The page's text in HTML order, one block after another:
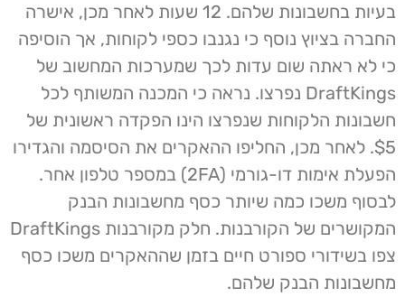
בעיות בחשבונות שלהם. 12 שעות לאחר מכן, אישרה
החברה בציוץ נוסף כי נגנבו כספי לקוחות, אך הוסיפה
כי לא ראתה שום עדות לכך שמערכות המחשוב של
DraftKings נפרצו. נראה כי המכנה המשותף לכל
חשבונות הלקוחות שנפרצו הינו הפקדה ראשונית של
$5. לאחר מכן, החליפו ההאקרים את הסיסמה והגדירו
הפעלת אימות דו-גורמי (2FA) במספר טלפון אחר.
לבסוף משכו כמה שיותר כסף מחשבונות הבנק
המקושרים של הקורבנות. חלק מקורבנות DraftKings
צפו בשידורי ספורט חיים בזמן שההאקרים משכו כסף
מחשבונות הבנק שלהם.